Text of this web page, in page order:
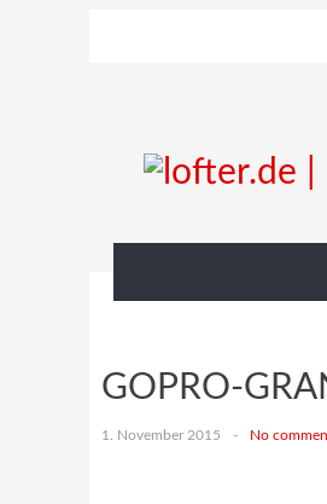
GOPRO-
1. November 2015 - No